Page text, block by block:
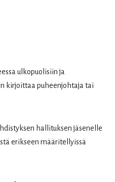
ulkopuolisiin ja
kirjoittaa puheenjohtaja tai
hallituksen jäsenelle
erikseen määritellyissä